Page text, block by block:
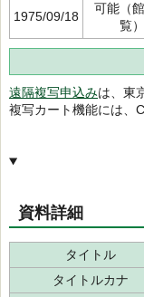
1975/09/18
可能（
覧）
遠隔複写申込みは、東
複写カート機能には、
資料詳細
タイトル
タイトルカナ